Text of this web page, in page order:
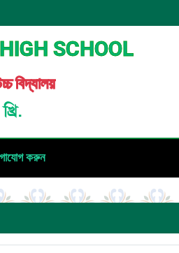
SCHOOL
বিদ্যালয়
করুন